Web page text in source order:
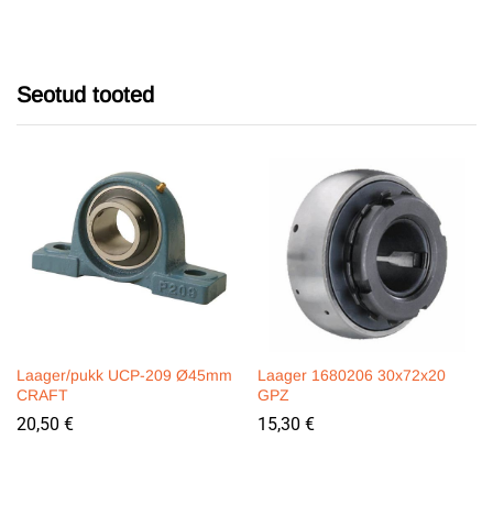
Seotud tooted
Laager/pukk UCP-209 Ø45mm
CRAFT
20,50 €
Laager 1680206 30x72x20
GPZ
15,30 €